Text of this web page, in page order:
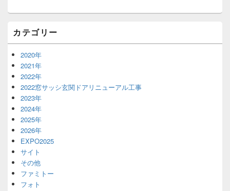
ト
カテゴリー
2020年
2021年
2022年
2022窓サッシ玄関ドアリニューアル工事
2023年
2024年
2025年
2026年
EXPO2025
サイト
その他
ファミトー
フォト